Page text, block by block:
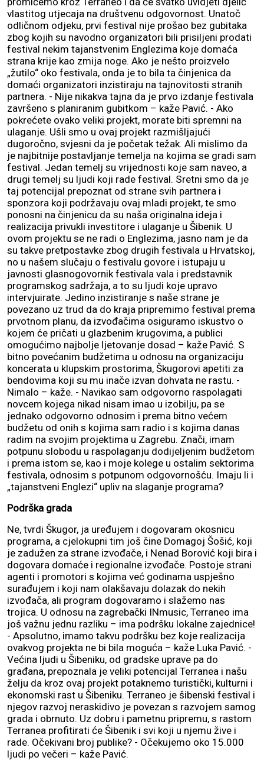
vlastitog utjecaja na društvenu odgovornost. Unatoč
odličnom odjeku, prvi festival nije prošao bez gubitaka
zbog kojih su navodno organizatori bili prisiljeni prodati
festival nekim tajanstvenim Englezima koje domaća
strana krije kao zmija noge. Ako je nešto proizvelo
„žutilo“ oko festivala, onda je to bila ta činjenica da
domaći organizatori inzistiraju na tajnovitosti stranih
partnera. - Nije nikakva tajna da je prvo izdanje festivala
završeno s planiranim gubitkom – kaže Pavić. - Ako
pokrećete ovako veliki projekt, morate biti spremni na
ulaganje. Ušli smo u ovaj projekt razmišljajući
dugoročno, svjesni da je početak težak. Ali mislimo da
je najbitnije postavljanje temelja na kojima se gradi sam
festival. Jedan temelj su vrijednosti koje sam naveo, a
drugi temelj su ljudi koji rade festival. Sretni smo da je
taj potencijal prepoznat od strane svih partnera i
sponzora koji podržavaju ovaj mladi projekt, te smo
ponosni na činjenicu da su naša originalna ideja i
realizacija privukli investitore i ulaganje u Šibenik. U
ovom projektu se ne radi o Englezima, jasno nam je da
su takve pretpostavke zbog drugih festivala u Hrvatskoj,
no u našem slučaju o festivalu govore i istupaju u
javnosti glasnogovornik festivala vala i predstavnik
programskog sadržaja, a to su ljudi koje upravo
intervjuirate. Jedino inzistiranje s naše strane je
povezano uz trud da do kraja pripremimo festival prema
prvotnom planu, da izvođačima osiguramo iskustvo o
kojem će pričati u glazbenim krugovima, a publici
omogućimo najbolje ljetovanje dosad – kaže Pavić. S
bitno povećanim budžetima u odnosu na organizaciju
koncerata u klupskim prostorima, Škugorovi apetiti za
bendovima koji su mu inače izvan dohvata ne rastu. -
Nimalo – kaže. - Navikao sam odgovorno raspolagati
novcem kojega nikad nisam imao u izobilju, pa se
jednako odgovorno odnosim i prema bitno većem
budžetu od onih s kojima sam radio i s kojima danas
radim na svojim projektima u Zagrebu. Znači, imam
potpunu slobodu u raspolaganju dodijeljenim budžetom
i prema istom se, kao i moje kolege u ostalim sektorima
festivala, odnosim s potpunom odgovornošću. Imaju li i
„tajanstveni Englezi“ upliv na slaganje programa?
Podrška grada
Ne, tvrdi Škugor, ja uređujem i dogovaram okosnicu
programa, a cjelokupni tim još čine Domagoj Šošić, koji
je zadužen za strane izvođače, i Nenad Borović koji bira i
dogovara domaće i regionalne izvođače. Postoje strani
agenti i promotori s kojima već godinama uspješno
surađujem i koji nam olakšavaju dolazak do nekih
izvođača, ali program dogovaramo i slažemo nas
trojica. U odnosu na zagrebački INmusic, Terraneo ima
još važnu jednu razliku – ima podršku lokalne zajednice!
- Apsolutno, imamo takvu podršku bez koje realizacija
ovakvog projekta ne bi bila moguća – kaže Luka Pavić. -
Većina ljudi u Šibeniku, od gradske uprave pa do
građana, prepoznala je veliki potencijal Terranea i našu
želju da kroz ovaj projekt potaknemo turistički, kulturni i
ekonomski rast u Šibeniku. Terraneo je šibenski festival i
njegov razvoj neraskidivo je povezan s razvojem samog
grada i obrnuto. Uz dobru i pametnu pripremu, s rastom
Terranea profitirati će Šibenik i svi koji u njemu žive i
rade. Očekivani broj publike? - Očekujemo oko 15.000
ljudi po večeri – kaže Pavić.